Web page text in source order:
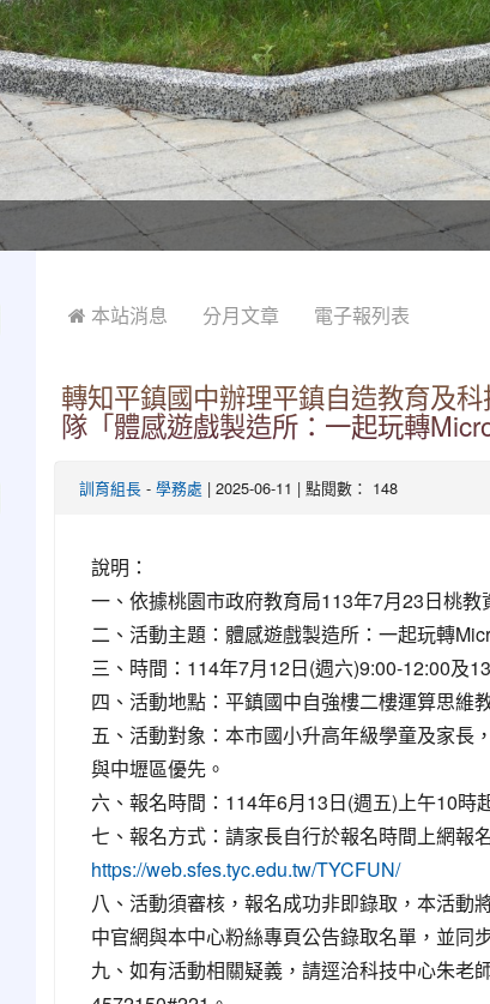
 本站消息 分月文章 電子報列表
轉知平鎮國中辦理平鎮自造教育及
隊「體感遊戲製造所：一起玩轉
訓育組長 - 學務處 | 2025-06-11 | 點閱數： 148
說明：
一、依據桃園市政府教育局113年7月23日桃教
二、活動主題：體感遊戲製造所：一起玩轉
三、時間：114年7月12日(週六)9:00-12:00及
四、活動地點：平鎮國中自強樓二樓運算思維
五、活動對象：本市國小升高年級學童及家長
與中壢區優先。
六、報名時間：114年6月13日(週五)上午10時
七、報名方式：請家長自行於報名時間上網報
https://web.sfes.tyc.edu.tw/TYCFUN/
八、活動須審核，報名成功非即錄取，本活動
中官網與本中心粉絲專頁公告錄取名單，並同
九、如有活動相關疑義，請逕洽科技中心朱老